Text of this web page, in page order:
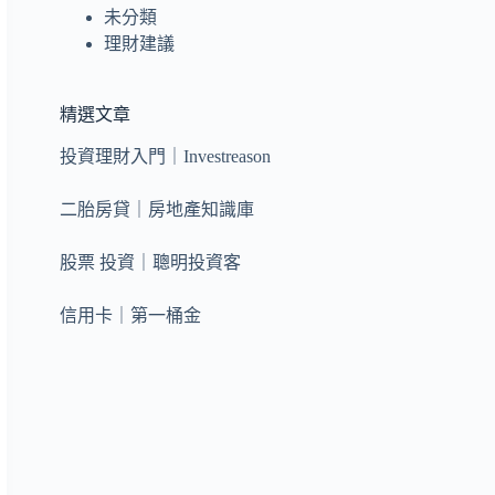
未分類
理財建議
精選文章
投資理財入門｜Investreason
二胎房貸｜房地產知識庫
股票 投資｜聰明投資客
信用卡｜第一桶金